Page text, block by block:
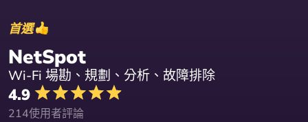
首選
NetSpot
Wi-Fi 場勘、規劃、分析、故障排除
4.9
214使用者評論